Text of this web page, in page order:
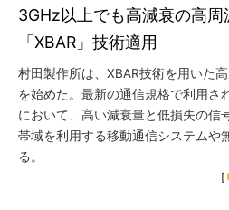
3GHz以上でも高減衰の高周
「XBAR」技術適用
村田製作所は、XBAR技術を用いた
を始めた。最新の通信規格で利用さ
において、高い減衰量と低損失の信
帯域を利用する移動通信システムや
る。
[